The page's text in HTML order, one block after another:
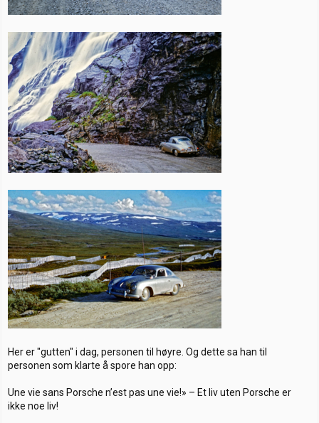
Her er "gutten" i dag, personen til høyre. Og dette sa han til
personen som klarte å spore han opp:
Une vie sans Porsche n’est pas une vie!» – Et liv uten Porsche er
ikke noe liv!